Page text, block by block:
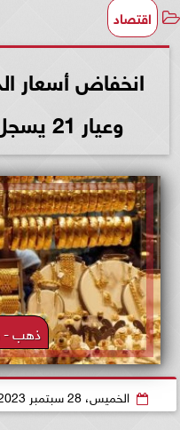
اقتصاد
انخفاض أسعار
وعيار 21 يسجل 2200 جنيه للجرام
ذهب -
الخميس، 28 سبتمبر 2023